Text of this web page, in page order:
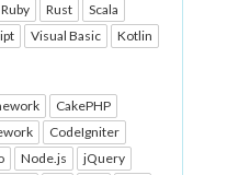
Ruby Rust
Scala
Visual Basic Kotlin
CakePHP
CodeIgniter
Node.js
jQuery